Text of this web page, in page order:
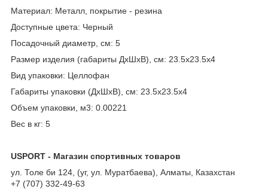
Материал: Металл, покрытие - резина
Доступные цвета: Черный
Посадочный диаметр, см: 5
Размер изделия (габариты ДхШхВ), см: 23.5х23.5х4
Вид упаковки: Целлофан
Габариты упаковки (ДхШхВ), см: 23.5х23.5х4
Объем упаковки, м3: 0.00221
Вес в кг: 5
USPORT - Магазин спортивных товаров
ул. Толе би 124, (уг, ул. Муратбаева), Алматы, Казахстан
+7 (707) 332-49-63